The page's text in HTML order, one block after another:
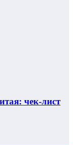
чек-лист